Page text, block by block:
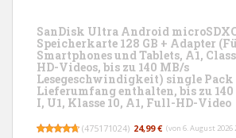
SanDisk Ultra Android
Speicherkarte 128 GB + Adapter
Smartphones und Tablets, A1,
HD-Videos, bis zu 140 MB/s
Lesegeschwindigkeit) single Pack
Lieferumfang enthalten, bis zu 140
I, U1, Klasse 10, A1, Full-HD-Video
(475171024) 24,99 € (von 6. August 2026